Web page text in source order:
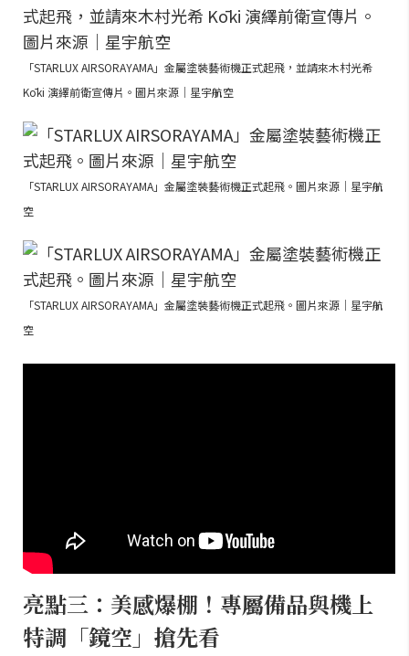
「STARLUX AIRSORAYAMA」金屬塗裝藝術機正式起飛，並請來木村光希
Kōki 演繹前衛宣傳片。圖片來源｜星宇航空
「STARLUX AIRSORAYAMA」金屬塗裝藝術機正式起飛。圖片來源｜星宇航
空
「STARLUX AIRSORAYAMA」金屬塗裝藝術機正式起飛。圖片來源｜星宇航
空
亮點三：美感爆棚！專屬備品與機上
特調「鏡空」搶先看